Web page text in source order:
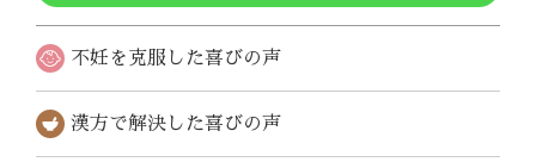
不妊を克服した喜びの声
漢方で解決した喜びの声